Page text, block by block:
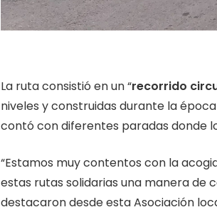
La ruta consistió en un “recorrido
niveles y construidas durante la
contó con diferentes paradas donde
“Estamos muy contentos con la
estas rutas solidarias una manera de
destacaron desde esta Asociación